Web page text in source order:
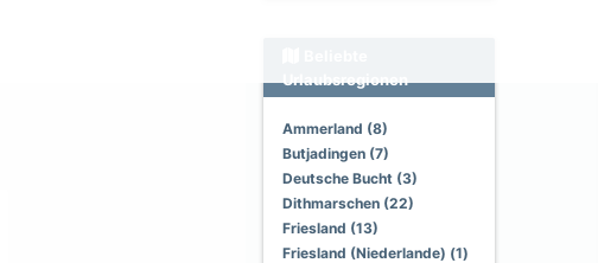
Urlaubsregionen
Ammerland (8)
Butjadingen (7)
Deutsche Bucht (3)
Dithmarschen (22)
Friesland (13)
Friesland (Niederlande) (1)